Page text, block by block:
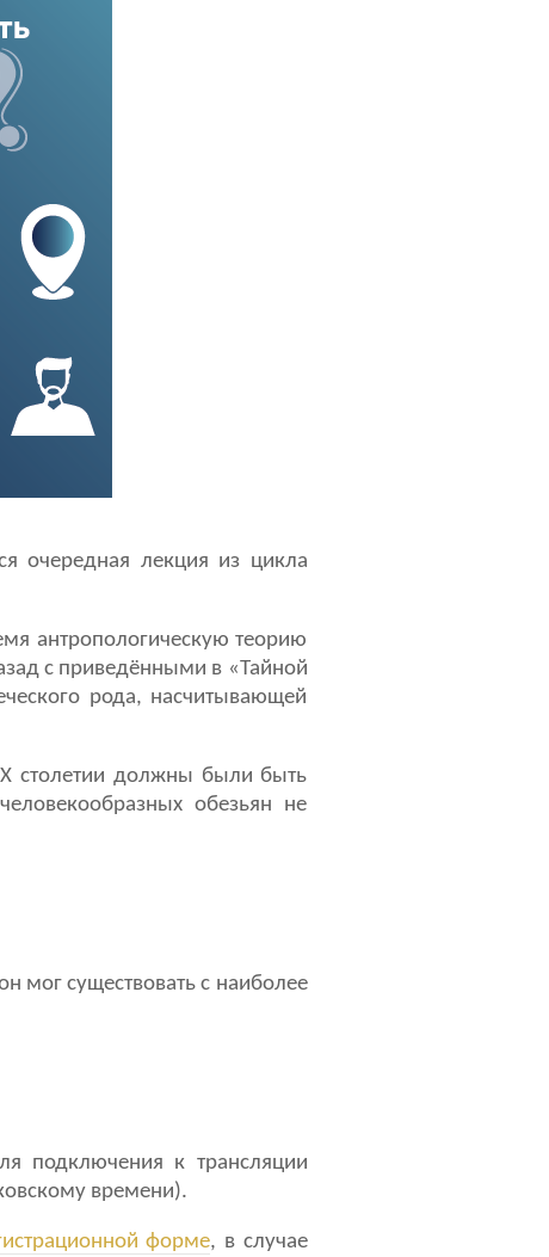
очередная лекция из цикла
антропологическую теорию
с приведёнными в «Тайной
рода, насчитывающей
столетии должны были быть
обезьян не
мог существовать с наиболее
подключения к трансляции
времени).
форме, в случае